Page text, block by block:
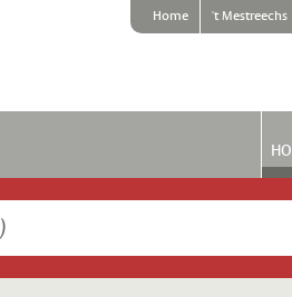
Home 't Mestreechs